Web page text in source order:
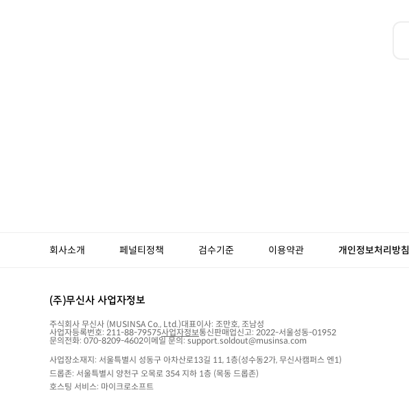
회사소개 페널티정책 검수기준 이용약관 개인정보처리방침
(주)무신사 사업자정보
주식회사 무신사 (MUSINSA Co., Ltd.)대표이사: 조만호, 조남성
사업자등록번호: 211-88-79575사업자정보통신판매업신고: 2022-서울성동-01952
문의전화: 070-8209-4602이메일 문의: support.soldout@musinsa.com
사업장소재지: 서울특별시 성동구 아차산로13길 11, 1층(성수동2가, 무신사캠퍼스 엔1)
드롭존: 서울특별시 양천구 오목로 354 지하 1층 (목동 드롭존)
호스팅 서비스: 마이크로소프트